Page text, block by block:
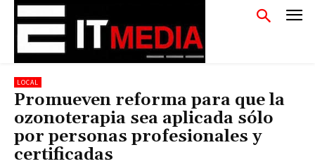
LOCAL
Promueven reforma para que la
ozonoterapia sea aplicada sólo
por personas profesionales y
certificadas